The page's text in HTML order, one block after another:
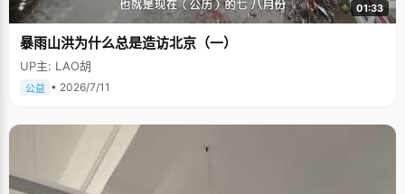
01:33
暴雨山洪为什么总是造访北京（一）
UP主: LAO胡
公益 • 2026/7/11